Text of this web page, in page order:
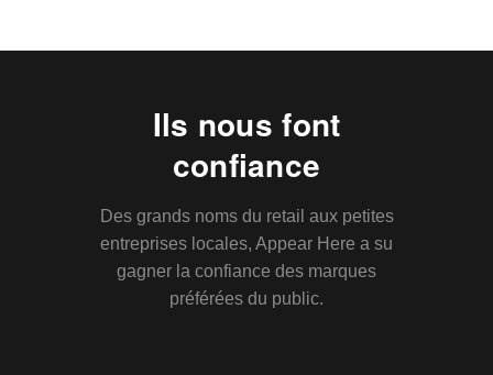
Ils nous font
confiance
Des grands noms du retail aux petites
entreprises locales, Appear Here a su
gagner la confiance des marques
préférées du public.